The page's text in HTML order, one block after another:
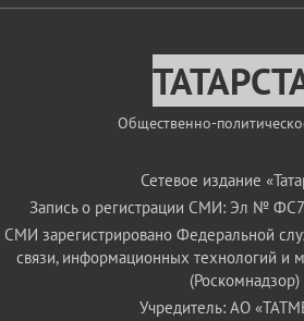
Общественно-
Сетевое издание
Запись о регистрации СМИ: Эл №
СМИ зарегистрировано Федеральной
связи, информационных технологий и
(Роскомнадзор)
Учредитель: АО